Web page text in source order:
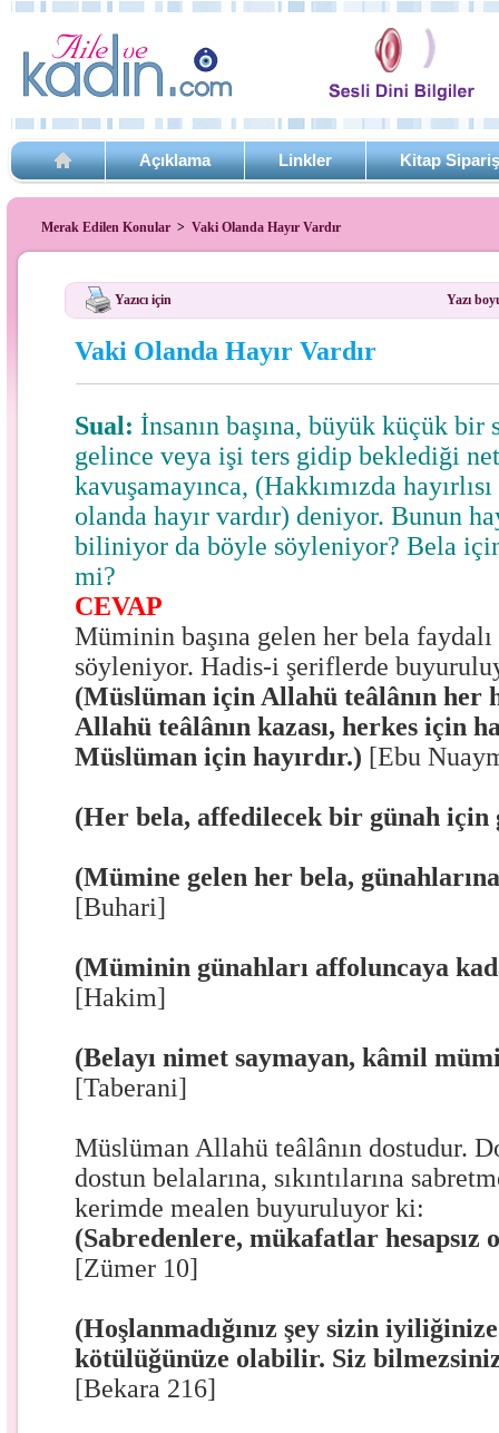
Açıklama Linkler Kitap
Merak Edilen Konular > Vaki Olanda Hayır Vardır
Yazıcı için Yazı
Vaki Olanda Hayır Vardır
Sual: İnsanın başına, büyük küçük bir
gelince veya işi ters gidip beklediği
kavuşamayınca, (Hakkımızda
olanda hayır vardır) deniyor. Bunun
biliniyor da böyle söyleniyor? Bela
mi?
CEVAP
Müminin başına gelen her bela
söyleniyor. Hadis-i şeriflerde
(Müslüman için Allahü teâlânın her
Allahü teâlânın kazası, herkes için
Müslüman için hayırdır.) [Ebu
(Her bela, affedilecek bir günah
(Mümine gelen her bela,
[Buhari]
(Müminin günahları affoluncaya
[Hakim]
(Belayı nimet saymayan, kâmil
[Taberani]
Müslüman Allahü teâlânın dostudur.
dostun belalarına, sıkıntılarına
kerimde mealen buyuruluyor ki:
(Sabredenlere, mükafatlar
[Zümer 10]
(Hoşlanmadığınız şey sizin
kötülüğünüze olabilir. Siz
[Bekara 216]